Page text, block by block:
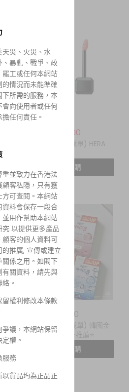
HKD $350.00
HKD $169.00
(9/8 23:59截單) HERA
預購
HKD $55.00
(9/8 23:59截單) 韓國金
智媛眼藥水 ⭐️推薦⭐️
預購
天災、火災、水
、暴亂、戰爭、政
罷工或任何本網站
的情況而未能準確
下所需的服務，本
會向使用者或任何
任何責任。
重並致力在香港法
顧客私隱，只有獲
方可查閱。本網站
資料會保存一段合
並用作幫助本網站
究 以提供更多產品
顧客的個人資料可
的推廣, 宣傳或建立
關係之用。如閣下
有關資料，請先與
。
留權利修改本條款
爭議，本網站保留
權。
服務
以貨品均為正品正